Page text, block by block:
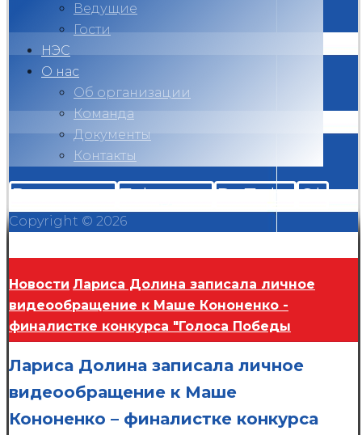
Ведущие
Гости
НЭС
О нас
Об организации
Команда
Документы
Контакты
Вконтакте Telegram RuTube Ok
Copyright © 2026
Новости Лариса Долина записала личное
видеообращение к Маше Кононенко -
финалистке конкурса "Голоса Победы
Лариса Долина записала личное
видеообращение к Маше
Кононенко – финалистке конкурса